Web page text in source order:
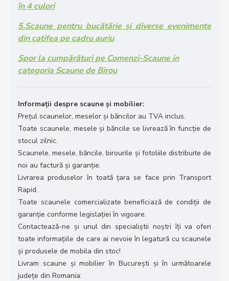
în 4 culori
5.Scaune pentru bucătărie și diverse evenimente
din catifea pe cadru auriu
Spor la cumpărături pe Comenzi-Scaune in
categoria Scaune de Birou
Informații despre scaune și mobilier:
Prețul scaunelor, meselor și băncilor au TVA inclus.
Toate scaunele, mesele și băncile se livrează în funcție de
stocul zilnic.
Scaunele, mesele, băncile, birourile și fotoliile distribuite de
noi au factură și garanție.
Livrarea produselor în toată țara se face prin Transport
Rapid.
Toate scaunele comercializate beneficiază de condiții de
garanție conforme legislației în vigoare.
Contactează-ne și unul din specialiștii noștri îți va oferi
toate informațiile de care ai nevoie în legatură cu scaunele
și produsele de mobila din stoc!
Livram scaune și mobilier în București și în următoarele
județe din Romania: